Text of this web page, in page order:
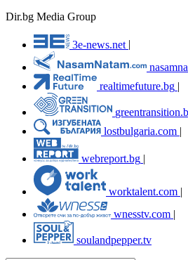
Dir.bg Media Group
3e-news.net
realtimefuture.bg |
lostbulgaria.com |
webreport.bg
worktalent.com |
wnesstv.com |
soulandpepper.tv